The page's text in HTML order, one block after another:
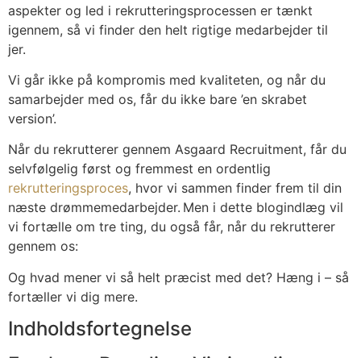
aspekter og led i rekrutteringsprocessen er tænkt
igennem, så vi finder den helt rigtige medarbejder til
jer.
Vi går ikke på kompromis med kvaliteten, og når du
samarbejder med os, får du ikke bare ’en skrabet
version’.
Når du rekrutterer gennem Asgaard Recruitment, får du
selvfølgelig først og fremmest en ordentlig
rekrutteringsproces, hvor vi sammen finder frem til din
næste drømmemedarbejder. Men i dette blogindlæg vil
vi fortælle om tre ting, du også får, når du rekrutterer
gennem os:
Og hvad mener vi så helt præcist med det? Hæng i – så
fortæller vi dig mere.
Indholdsfortegnelse